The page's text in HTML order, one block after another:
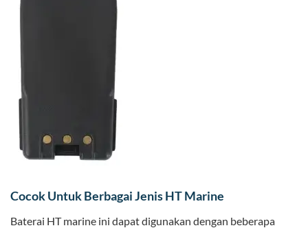
Cocok Untuk Berbagai Jenis HT Marine
Baterai HT marine ini dapat digunakan dengan beberapa